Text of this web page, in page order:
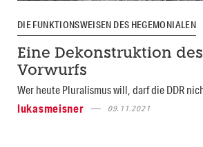
DIE FUNKTIONSWEISEN DES HEGEMONIALEN
Eine Dekonstruktion
Vorwurfs
Wer heute Pluralismus will, darf die DDR
lukasmeisner
09.11.2021